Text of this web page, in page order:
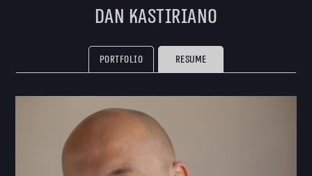
Dan Kastiriano
Portfolio Resume